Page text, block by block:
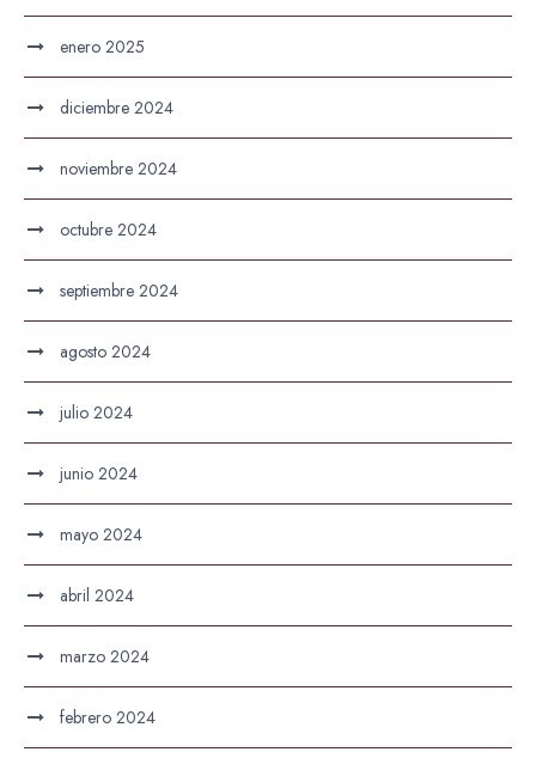
enero 2025
diciembre 2024
noviembre 2024
octubre 2024
septiembre 2024
agosto 2024
julio 2024
junio 2024
mayo 2024
abril 2024
marzo 2024
febrero 2024